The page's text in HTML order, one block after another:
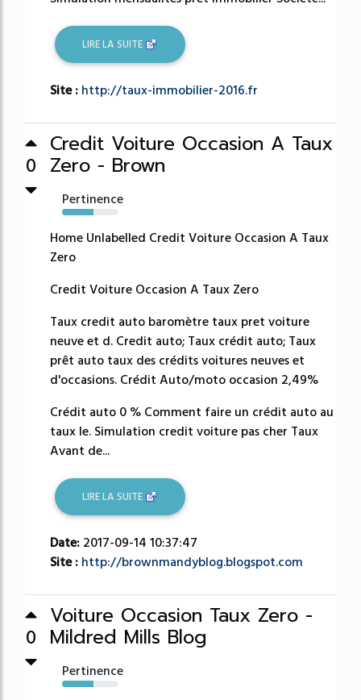
LIRE LA SUITE
Site : http://taux-immobilier-2016.fr
0
Credit Voiture Occasion A Taux
Zero - Brown
Pertinence
56%
Home Unlabelled Credit Voiture Occasion A Taux
Zero
Credit Voiture Occasion A Taux Zero
Taux credit auto baromètre taux pret voiture
neuve et d. Credit auto; Taux crédit auto; Taux
prêt auto taux des crédits voitures neuves et
d'occasions. Crédit Auto/moto occasion 2,49%
Crédit auto 0 % Comment faire un crédit auto au
taux le. Simulation credit voiture pas cher Taux
Avant de...
LIRE LA SUITE
Date: 2017-09-14 10:37:47
Site : http://brownmandyblog.blogspot.com
0
Voiture Occasion Taux Zero -
Mildred Mills Blog
Pertinence
56%